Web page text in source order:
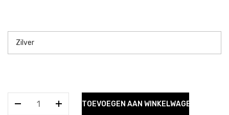
TOEVOEGEN AAN WINKELWAGEN